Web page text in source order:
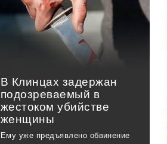
В Клинцах задержан
подозреваемый в
жестоком убийстве
женщины
Ему уже предъявлено обвинение